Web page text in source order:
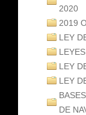
2020
2019
LEY
LEY
LEY
DE